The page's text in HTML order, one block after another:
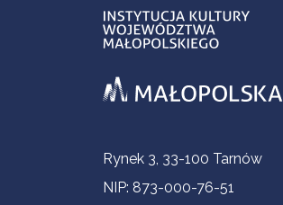
Informacje kontaktowe
Rynek 3, 33-100 Tarnów
NIP: 873-000-76-51